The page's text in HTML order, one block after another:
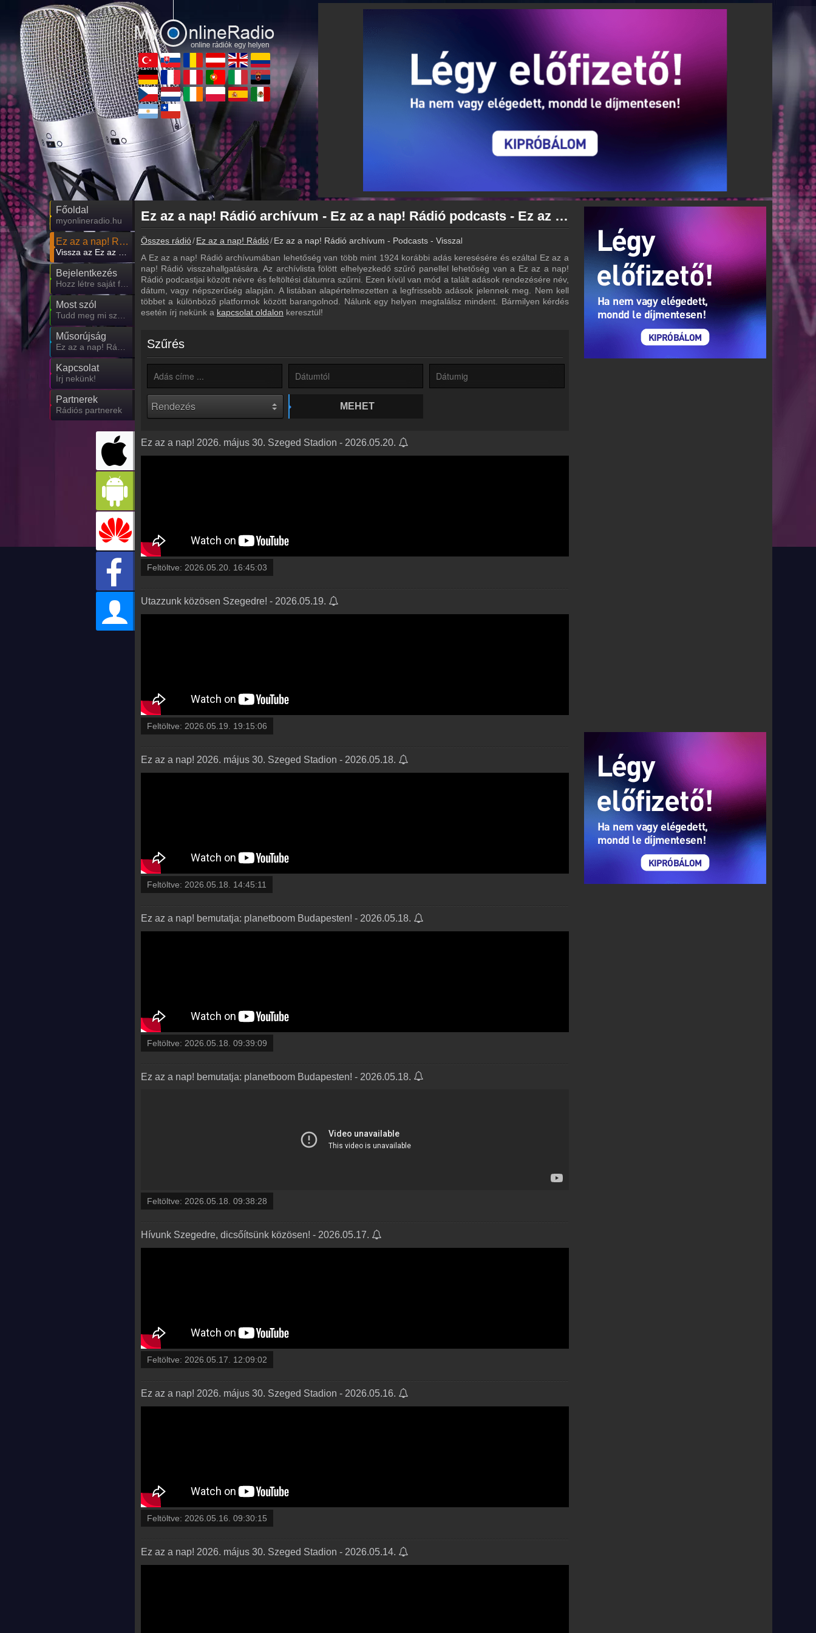
Főoldal
myonlineradio.hu
Ez az a nap! Rádió
Vissza az Ez az a nap! Rádió oldalára
Bejelentkezés
Hozz létre saját fiókot!
Most szól
Tudd meg mi szólt eddig
Műsorújság
Ez az a nap! Rádió műsorai
Kapcsolat
Írj nekünk!
Partnerek
Rádiós partnerek
Ez az a nap! Rádió archívum - Ez az a nap! Rádió podcasts - Ez az a nap! Rádió visszahallgatás
Összes rádió Ez az a nap! Rádió Ez az a nap! Rádió archívum - Podcasts - Visszahallgatás
A Ez az a nap! Rádió archívumában lehetőség van több mint 1924 korábbi adás keresésére és ezáltal Ez az a
nap! Rádió visszahallgatására. Az archívlista fölött elhelyezkedő szűrő panellel lehetőség van a Ez az a nap!
Rádió podcastjai között névre és feltöltési dátumra szűrni. Ezen kívül van mód a talált adások rendezésére név,
dátum, vagy népszerűség alapján. A listában alapértelmezetten a legfrissebb adások jelennek meg. Nem kell
többet a különböző platformok között barangolnod. Nálunk egy helyen megtalálsz mindent. Bármilyen kérdés
esetén írj nekünk a kapcsolat oldalon keresztül!
Szűrés
MEHET
Ez az a nap! 2026. május 30. Szeged Stadion - 2026.05.20.
Feltöltve: 2026.05.20. 16:45:03
Utazzunk közösen Szegedre! - 2026.05.19.
Feltöltve: 2026.05.19. 19:15:06
Ez az a nap! 2026. május 30. Szeged Stadion - 2026.05.18.
Feltöltve: 2026.05.18. 14:45:11
Ez az a nap! bemutatja: planetboom Budapesten! - 2026.05.18.
Feltöltve: 2026.05.18. 09:39:09
Ez az a nap! bemutatja: planetboom Budapesten! - 2026.05.18.
Feltöltve: 2026.05.18. 09:38:28
Hívunk Szegedre, dicsőítsünk közösen! - 2026.05.17.
Feltöltve: 2026.05.17. 12:09:02
Ez az a nap! 2026. május 30. Szeged Stadion - 2026.05.16.
Feltöltve: 2026.05.16. 09:30:15
Ez az a nap! 2026. május 30. Szeged Stadion - 2026.05.14.